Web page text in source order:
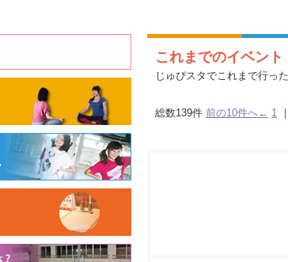
これまでのイベント
じゅぴスタでこれまで行っ
総数139件 前の10件へ← 1 ｜